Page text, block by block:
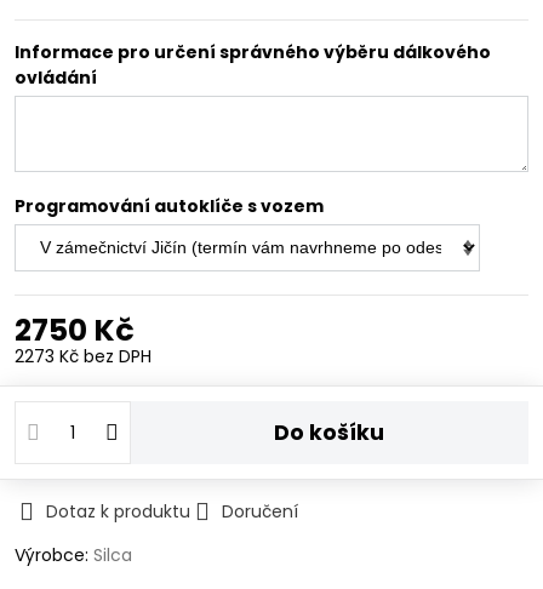
Informace pro určení správného výběru dálkového
ovládání
Programování autoklíče s vozem
2750 Kč
2273 Kč bez DPH
Do košíku
Dotaz k produktu
Doručení
Výrobce: Silca